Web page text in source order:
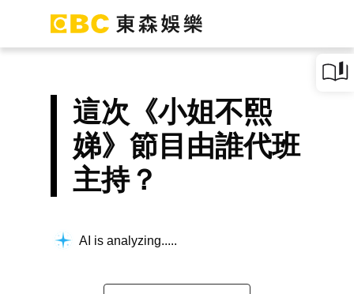
這次《小姐不熙
娣》節目由誰代班
主持？
AI is analyzing...